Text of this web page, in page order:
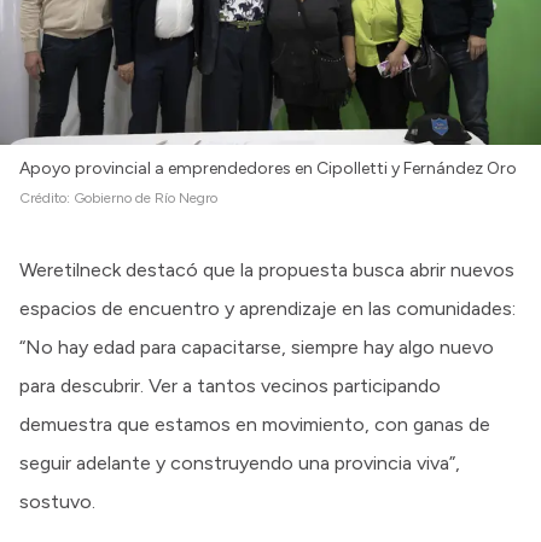
Apoyo provincial a emprendedores en Cipolletti y Fernández Oro
Crédito: Gobierno de Río Negro
Weretilneck destacó que la propuesta busca abrir nuevos
espacios de encuentro y aprendizaje en las comunidades:
“No hay edad para capacitarse, siempre hay algo nuevo
para descubrir. Ver a tantos vecinos participando
demuestra que estamos en movimiento, con ganas de
seguir adelante y construyendo una provincia viva”,
sostuvo.